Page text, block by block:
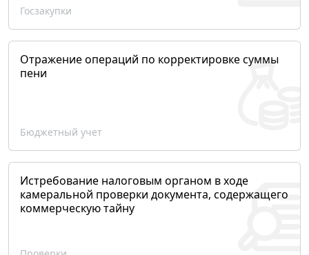
Госзакупки
Отражение операций по корректировке суммы
пени
Бюджетный учет
Истребование налоговым органом в ходе
камеральной проверки документа, содержащего
коммерческую тайну